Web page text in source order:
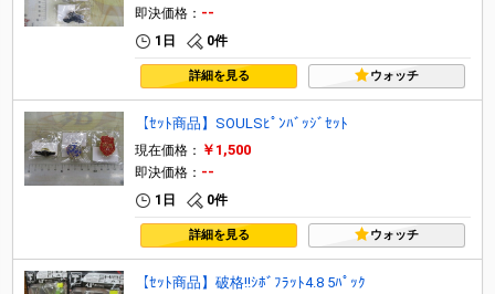
即決価格： --
1日 0件
詳細を見る ウォッチ
【ｾｯﾄ商品】SOULSﾋﾟﾝﾊﾞｯｼﾞｾｯﾄ
現在価格： ￥1,500
即決価格： --
1日 0件
詳細を見る ウォッチ
【ｾｯﾄ商品】破格!!ｼﾎﾞﾌﾗｯﾄ4.8 5ﾊﾟｯｸ